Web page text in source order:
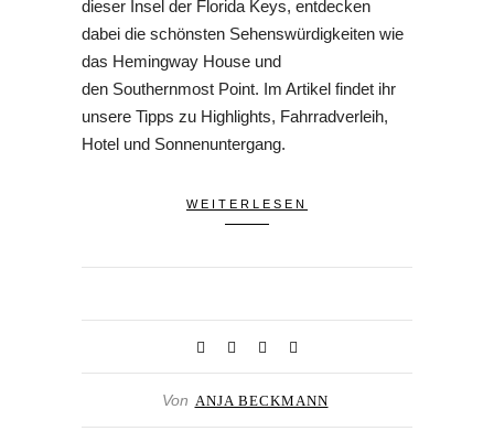
dieser Insel der Florida Keys, entdecken
dabei die schönsten Sehenswürdigkeiten wie
das Hemingway House und
den Southernmost Point. Im Artikel findet ihr
unsere Tipps zu Highlights, Fahrradverleih,
Hotel und Sonnenuntergang.
WEITERLESEN
Von ANJA BECKMANN